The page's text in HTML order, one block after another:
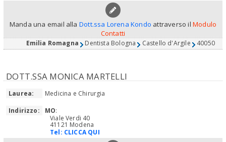
Manda una email alla Dott.ssa Lorena Kondo attraverso ilModulo
Contatti
Emilia Romagna Dentista Bologna Castello d'Argile 40050
DOTT.SSA MONICA MARTELLI
Laurea:
Medicina e Chirurgia
Indirizzo:
MO:
Viale Verdi 40
41121 Modena
Tel: CLICCA QUI